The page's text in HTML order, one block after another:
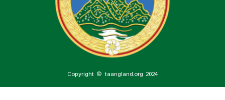
Copyright © taangland.org 2024